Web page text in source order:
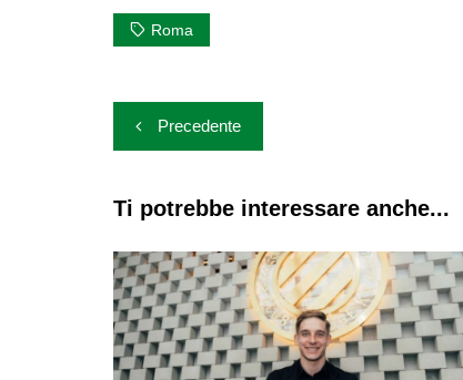
Roma
Navigazione
articoli
Precedente
Ti potrebbe interessare anche...